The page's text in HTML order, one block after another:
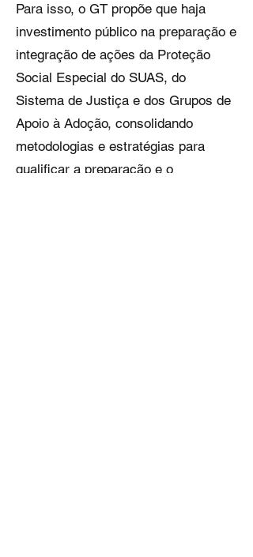
Para isso, o GT propõe que haja
investimento público na preparação e
integração de ações da Proteção
Social Especial do SUAS, do
Sistema de Justiça e dos Grupos de
Apoio à Adoção, consolidando
metodologias e estratégias para
qualificar a preparação e o